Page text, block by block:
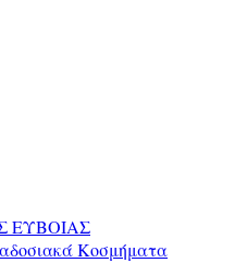
ΕΥΒΟΙΑΣ
Κοσμήματα